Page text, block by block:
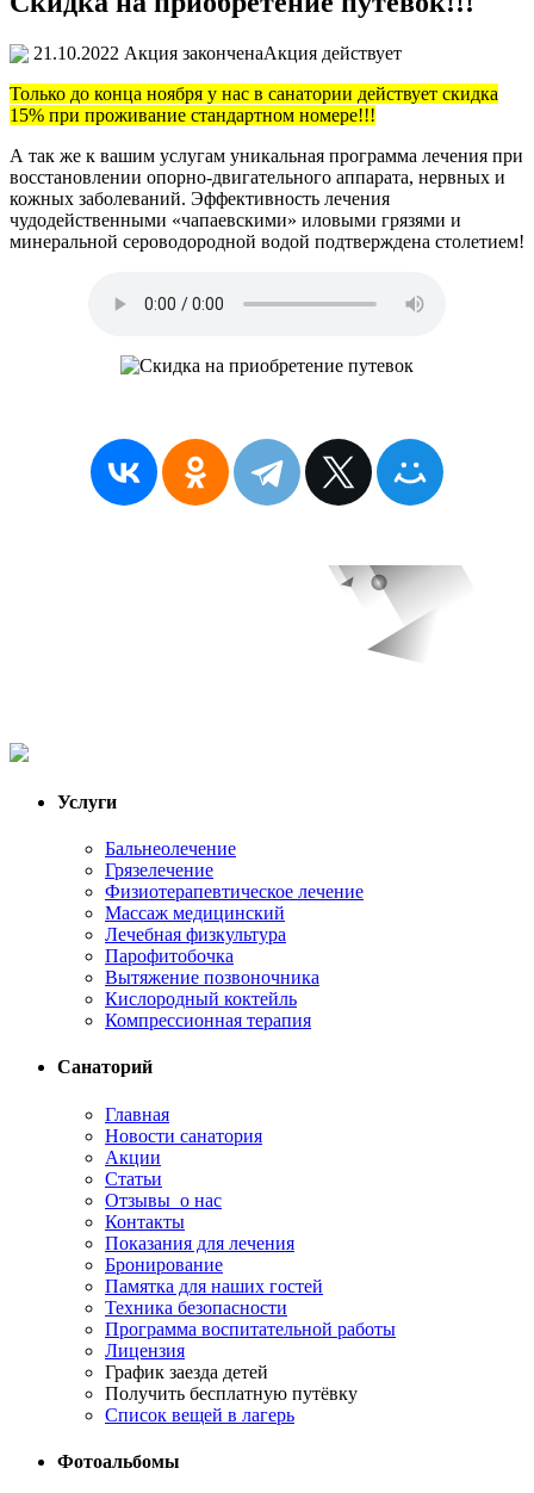
21.10.2022 Акция законченаАкция действует
Только до конца ноября у нас в санатории действует скидка
15% при проживание стандартном номере!!!
А так же к вашим услугам уникальная программа лечения при
восстановлении опорно-двигательного аппарата, нервных и
кожных заболеваний. Эффективность лечения
чудодейственными «чапаевскими» иловыми грязями и
минеральной сероводородной водой подтверждена столетием!
Услуги
Бальнеолечение
Грязелечение
Физиотерапевтическое лечение
Массаж медицинский
Лечебная физкультура
Парофитобочка
Вытяжение позвоночника
Кислородный коктейль
Компрессионная терапия
Санаторий
Главная
Новости санатория
Акции
Статьи
Отзывы о нас
Контакты
Показания для лечения
Бронирование
Памятка для наших гостей
Техника безопасности
Программа воспитательной работы
Лицензия
График заезда детей
Получить бесплатную путёвку
Список вещей в лагерь
Фотоальбомы